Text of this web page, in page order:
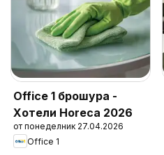
Office 1 брошура -
Хотели Horeca 2026
от понеделник 27.04.2026
Office 1